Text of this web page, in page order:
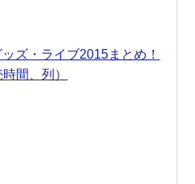
ズ・ライブ2015まとめ！
間、列）